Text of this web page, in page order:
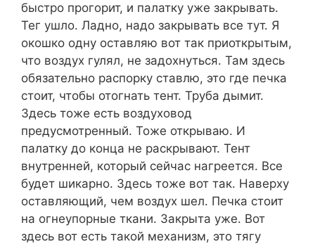
быстро прогорит, и палатку уже закрывать.
Тег ушло. Ладно, надо закрывать все тут. Я
окошко одну оставляю вот так приоткрытым,
что воздух гулял, не задохнуться. Там здесь
обязательно распорку ставлю, это где печка
стоит, чтобы отогнать тент. Труба дымит.
Здесь тоже есть воздуховод
предусмотренный. Тоже открываю. И
палатку до конца не раскрывают. Тент
внутренней, который сейчас нагреется. Все
будет шикарно. Здесь тоже вот так. Наверху
оставляющий, чем воздух шел. Печка стоит
на огнеупорные ткани. Закрыта уже. Вот
здесь вот есть такой механизм, это тягу